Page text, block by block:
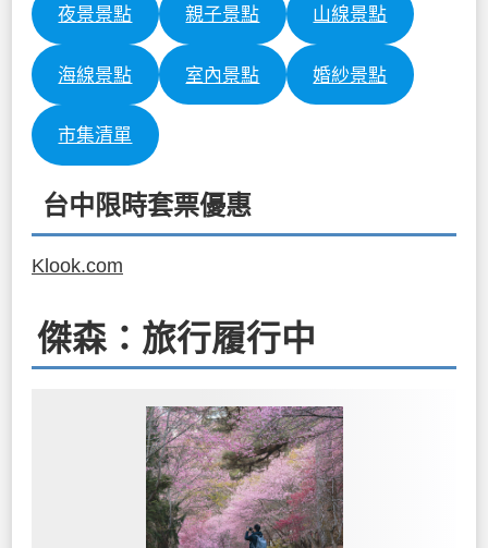
夜景景點 親子景點 山線景點
海線景點 室內景點 婚紗景點
市集清單
台中限時套票優惠
Klook.com
傑森：旅行履行中